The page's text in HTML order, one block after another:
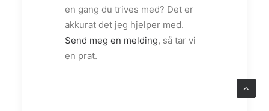
en gang du trives med? Det er
akkurat det jeg hjelper med.
Send meg en melding, så tar vi
en prat.